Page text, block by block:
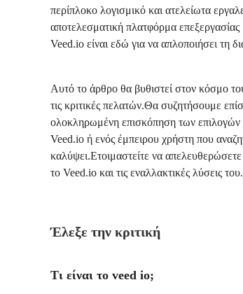
περίπλοκο λογισμικό και ατελείωτα
αποτελεσματική πλατφόρμα επεξεργασίας
Veed.io είναι εδώ για να απλοποιήσει τη
Αυτό το άρθρο θα βυθιστεί στον κόσμο
τις κριτικές πελατών.Θα συζητήσουμε
ολοκληρωμένη επισκόπηση των επιλογών
Veed.io ή ενός έμπειρου χρήστη που
καλύψει.Ετοιμαστείτε να απελευθερώσετε
το Veed.io και τις εναλλακτικές λύσεις του.
Έλεξε την κριτική
Τι είναι το veed io;